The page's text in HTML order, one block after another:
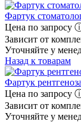
Фартук
Цена по запросу
Зависит от
Уточняйте у
Назад к товарам
Фартук
Цена по запросу
Зависит от
Уточняйте у